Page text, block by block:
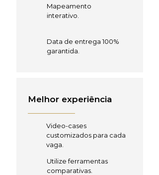
Mapeamento
interativo.
Data de entrega 100%
garantida.
Melhor experiência
Video-cases
customizados para cada
vaga.
Utilize ferramentas
comparativas.